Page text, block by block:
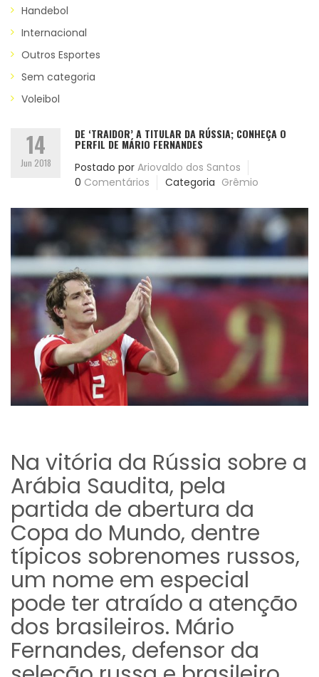
Handebol
Internacional
Outros Esportes
Sem categoria
Voleibol
14
Jun 2018
DE ‘TRAIDOR’ A TITULAR DA RÚSSIA; CONHEÇA O
PERFIL DE MÁRIO FERNANDES
Postado por Ariovaldo dos Santos
0 Comentários Categoria Grêmio
Na vitória da Rússia sobre a
Arábia Saudita, pela
partida de abertura da
Copa do Mundo, dentre
típicos sobrenomes russos,
um nome em especial
pode ter atraído a atenção
dos brasileiros. Mário
Fernandes, defensor da